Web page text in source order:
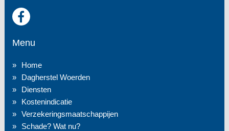
Menu
Home
Dagherstel Woerden
Diensten
Kostenindicatie
Verzekeringsmaatschappijen
Schade? Wat nu?